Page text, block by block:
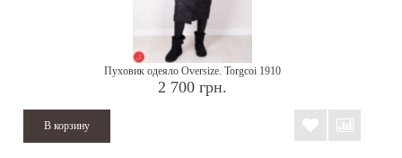
Пуховик одеяло Oversize. Torgcoi 1910
2 700 грн.